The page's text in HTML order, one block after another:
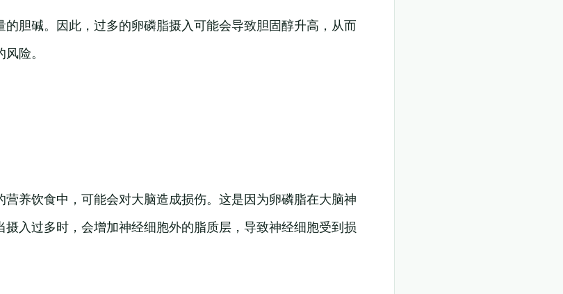
胆碱。因此，过多的卵磷脂摄入可能会导致胆固醇升高，从而
险。
养饮食中，可能会对大脑造成损伤。这是因为卵磷脂在大脑神
入过多时，会增加神经细胞外的脂质层，导致神经细胞受到损